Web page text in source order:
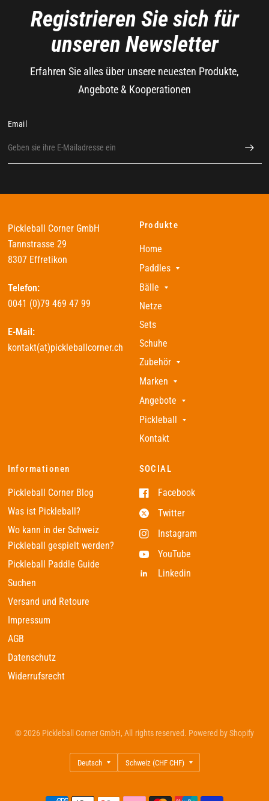
Registrieren Sie sich für
unseren Newsletter
Erfahren Sie alles über unsere neuesten Produkte,
Angebote & Kooperationen
Email
Pickleball Corner GmbH
Tannstrasse 29
8307 Effretikon
Telefon:
0041 (0)79 469 47 99
E-Mail:
kontakt(at)pickleballcorner.ch
Produkte
Home
Paddles
Bälle
Netze
Sets
Schuhe
Zubehör
Marken
Angebote
Pickleball
Kontakt
Informationen
Pickleball Corner Blog
Was ist Pickleball?
Wo kann in der Schweiz
Pickleball gespielt werden?
Pickleball Paddle Guide
Suchen
Versand und Retoure
Impressum
AGB
Datenschutz
Widerrufsrecht
SOCIAL
Facebook
Twitter
Instagram
YouTube
Linkedin
© 2026 Pickleball Corner GmbH, All rights reserved. Powered by Shopify
Land/Region
aktualisieren
Land/Region
aktualisieren